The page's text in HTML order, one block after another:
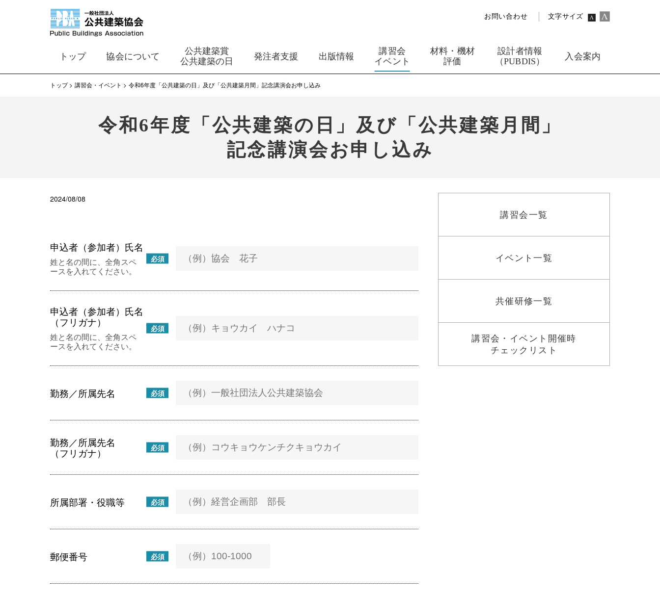
お問い合わせ 文字サイズ
トップ 協会について
公共建築賞
公共建築の日
発注者支援 出版情報
講習会
イベント
材料・機材
評価
設計者情報
（PUBDIS）
入会案内
トップ 講習会・イベント 令和6年度「公共建築の日」及び「公共建築月間」記念講演会お申し込み
令和6年度「公共建築の日」及び「公共建築月間」
記念講演会お申し込み
2024/08/08
申込者（参加者）氏名
必須
姓と名の間に、全角スペ
ースを入れてください。
申込者（参加者）氏名
（フリガナ）
必須
姓と名の間に、全角スペ
ースを入れてください。
勤務／所属先名 必須
勤務／所属先名
（フリガナ）
必須
所属部署・役職等 必須
郵便番号 必須
講習会一覧
イベント一覧
共催研修一覧
講習会・イベント開催時
チェックリスト